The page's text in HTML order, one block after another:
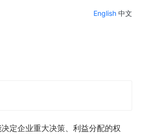
English中文
定企业重大决策、利益分配的权